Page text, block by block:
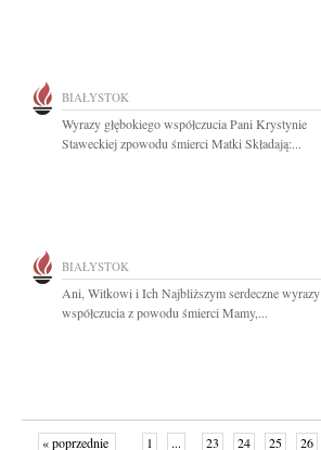
BIAŁYSTOK
Wyrazy głębokiego współczucia Pani Krystynie
Staweckiej zpowodu śmierci Matki Składają:...
BIAŁYSTOK
Ani, Witkowi i Ich Najbliższym serdeczne wyrazy
współczucia z powodu śmierci Mamy,...
« poprzednie 1 ... 23 24 25 26